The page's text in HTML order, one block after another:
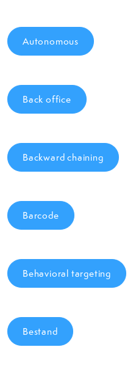
Autonomous
Back office
Backward chaining
Barcode
Behavioral targeting
Bestand